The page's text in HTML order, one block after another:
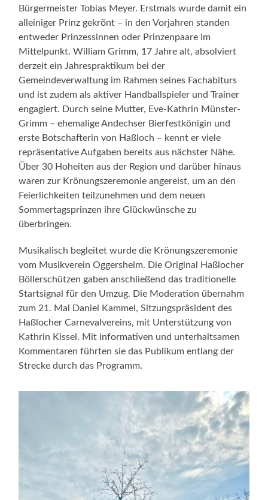
Bürgermeister Tobias Meyer. Erstmals wurde damit ein
alleiniger Prinz gekrönt – in den Vorjahren standen
entweder Prinzessinnen oder Prinzenpaare im
Mittelpunkt. William Grimm, 17 Jahre alt, absolviert
derzeit ein Jahrespraktikum bei der
Gemeindeverwaltung im Rahmen seines Fachabiturs
und ist zudem als aktiver Handballspieler und Trainer
engagiert. Durch seine Mutter, Eve-Kathrin Münster-
Grimm – ehemalige Andechser Bierfestkönigin und
erste Botschafterin von Haßloch – kennt er viele
repräsentative Aufgaben bereits aus nächster Nähe.
Über 30 Hoheiten aus der Region und darüber hinaus
waren zur Krönungszeremonie angereist, um an den
Feierlichkeiten teilzunehmen und dem neuen
Sommertagsprinzen ihre Glückwünsche zu
überbringen.
Musikalisch begleitet wurde die Krönungszeremonie
vom Musikverein Oggersheim. Die Original Haßlocher
Böllerschützen gaben anschließend das traditionelle
Startsignal für den Umzug. Die Moderation übernahm
zum 21. Mal Daniel Kammel, Sitzungspräsident des
Haßlocher Carnevalvereins, mit Unterstützung von
Kathrin Kissel. Mit informativen und unterhaltsamen
Kommentaren führten sie das Publikum entlang der
Strecke durch das Programm.